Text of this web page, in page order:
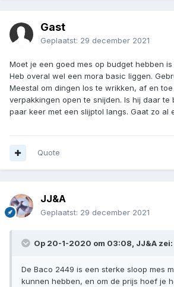
Gast
Geplaatst: 29 december 2021
Moet je een goed mes op budget hebben
Heb overal wel een mora basic liggen.
Meestal om dingen los te wrikken, af en
verpakkingen open te snijden. Is hij daar te
paar keer met een slijptol langs. Gaat zo al
Quote
JJ&A
Geplaatst: 29 december 2021
Op 20-1-2020 om 03:08, JJ&A zei:
De Baco 2449 is een sterke sloop mes
kunnen hebben, en om de prijs hoef je